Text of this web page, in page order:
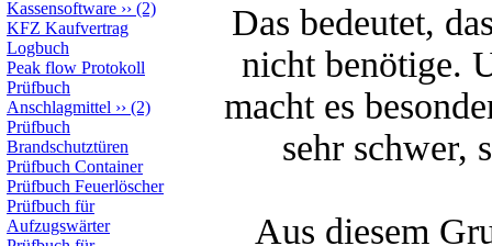
Kassensoftware ›› (2)
KFZ Kaufvertrag
Logbuch
Peak flow Protokoll
Prüfbuch
Anschlagmittel ›› (2)
Prüfbuch
Brandschutztüren
Prüfbuch Container
Prüfbuch Feuerlöscher
Prüfbuch für
Aufzugswärter
Das bedeutet,
nicht benötige.
macht es
sehr schwer,
Aus diesem